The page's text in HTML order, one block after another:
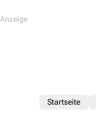
Startseite